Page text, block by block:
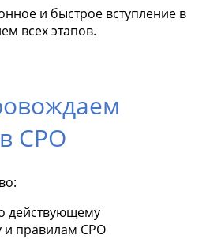
и быстрое вступление в
всех этапов.
СРО
действующему
и правилам СРО